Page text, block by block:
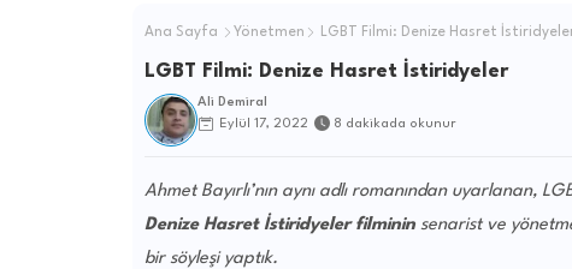
Ana Sayfa Yönetmen LGBT Filmi: Denize Hasret
LGBT Filmi: Denize Hasret İstiridyeler
Ali Demiral
Eylül 17, 2022
8 dakikada okunur
Ahmet Bayırlı’nın aynı adlı romanından uyarlanan,
Denize Hasret İstiridyeler filmininsenarist ve
bir söyleşi yaptık.